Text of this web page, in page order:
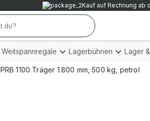
Kauf auf Rechnung ab
Weitspannregale Lagerbühnen Lager
PRB 1100 Träger 1.800 mm, 500 kg, petrol